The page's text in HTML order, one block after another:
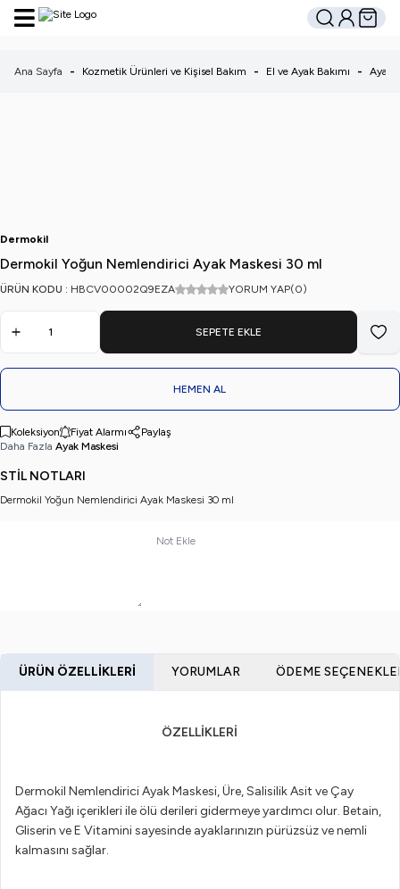
Hesabım
Sepetim
Ana Sayfa - Kozmetik Ürünleri ve Kişisel Bakım - El ve Ayak Bakımı - Ayak
Dermokil
Dermokil Yoğun Nemlendirici Ayak Maskesi 30 ml
ÜRÜN KODU : HBCV00002Q9EZA YORUM YAP(0)
SEPETE EKLE
HEMEN AL
Koleksiyon Fiyat Alarmı
Paylaş
Daha Fazla Ayak Maskesi
STİL NOTLARI
Dermokil Yoğun Nemlendirici Ayak Maskesi 30 ml
Not Ekle
ÜRÜN ÖZELLIKLERI YORUMLAR ÖDEME
ÖZELLİKLERİ
Dermokil Nemlendirici Ayak Maskesi, Üre, Salisilik Asit ve Çay
Ağacı Yağı içerikleri ile ölü derileri gidermeye yardımcı olur. Betain,
Gliserin ve E Vitamini sayesinde ayaklarınızın pürüzsüz ve nemli
kalmasını sağlar.